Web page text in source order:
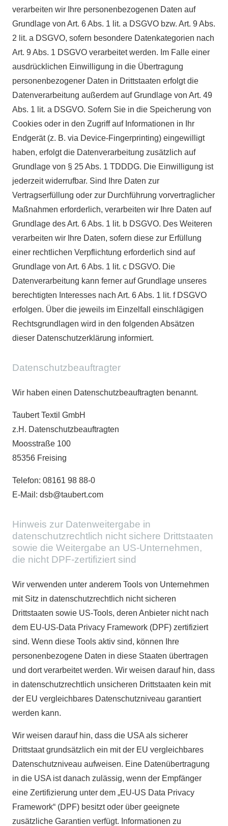
verarbeiten wir Ihre personenbezogenen Daten auf
Grundlage von Art. 6 Abs. 1 lit. a DSGVO bzw. Art. 9 Abs.
2 lit. a DSGVO, sofern besondere Datenkategorien nach
Art. 9 Abs. 1 DSGVO verarbeitet werden. Im Falle einer
ausdrücklichen Einwilligung in die Übertragung
personenbezogener Daten in Drittstaaten erfolgt die
Datenverarbeitung außerdem auf Grundlage von Art. 49
Abs. 1 lit. a DSGVO. Sofern Sie in die Speicherung von
Cookies oder in den Zugriff auf Informationen in Ihr
Endgerät (z. B. via Device-Fingerprinting) eingewilligt
haben, erfolgt die Datenverarbeitung zusätzlich auf
Grundlage von § 25 Abs. 1 TDDDG. Die Einwilligung ist
jederzeit widerrufbar. Sind Ihre Daten zur
Vertragserfüllung oder zur Durchführung vorvertraglicher
Maßnahmen erforderlich, verarbeiten wir Ihre Daten auf
Grundlage des Art. 6 Abs. 1 lit. b DSGVO. Des Weiteren
verarbeiten wir Ihre Daten, sofern diese zur Erfüllung
einer rechtlichen Verpflichtung erforderlich sind auf
Grundlage von Art. 6 Abs. 1 lit. c DSGVO. Die
Datenverarbeitung kann ferner auf Grundlage unseres
berechtigten Interesses nach Art. 6 Abs. 1 lit. f DSGVO
erfolgen. Über die jeweils im Einzelfall einschlägigen
Rechtsgrundlagen wird in den folgenden Absätzen
dieser Datenschutzerklärung informiert.
Datenschutz­beauftragter
Wir haben einen Datenschutzbeauftragten benannt.
Taubert Textil GmbH
z.H. Datenschutzbeauftragten
Moosstraße 100
85356 Freising
Telefon: 08161 98 88-0
E-Mail: dsb@taubert.com
Hinweis zur Datenweitergabe in
datenschutzrechtlich nicht sichere Drittstaaten
sowie die Weitergabe an US-Unternehmen,
die nicht DPF-zertifiziert sind
Wir verwenden unter anderem Tools von Unternehmen
mit Sitz in datenschutzrechtlich nicht sicheren
Drittstaaten sowie US-Tools, deren Anbieter nicht nach
dem EU-US-Data Privacy Framework (DPF) zertifiziert
sind. Wenn diese Tools aktiv sind, können Ihre
personenbezogene Daten in diese Staaten übertragen
und dort verarbeitet werden. Wir weisen darauf hin, dass
in datenschutzrechtlich unsicheren Drittstaaten kein mit
der EU vergleichbares Datenschutzniveau garantiert
werden kann.
Wir weisen darauf hin, dass die USA als sicherer
Drittstaat grundsätzlich ein mit der EU vergleichbares
Datenschutzniveau aufweisen. Eine Datenübertragung
in die USA ist danach zulässig, wenn der Empfänger
eine Zertifizierung unter dem „EU-US Data Privacy
Framework“ (DPF) besitzt oder über geeignete
zusätzliche Garantien verfügt. Informationen zu